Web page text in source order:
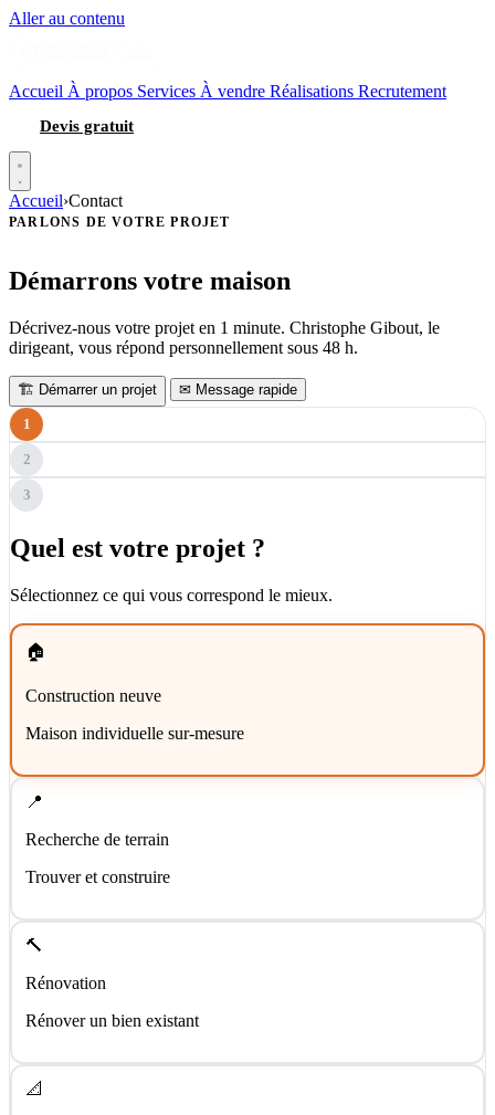
Aller au contenu
Accueil À propos Services À vendre Réalisations Recrutement
Devis gratuit
Accueil›Contact
PARLONS DE VOTRE PROJET
Démarrons votre maison
Décrivez-nous votre projet en 1 minute. Christophe Gibout, le
dirigeant, vous répond personnellement sous 48 h.
🏗 Démarrer un projet ✉ Message rapide
1
2
3
Quel est votre projet ?
Sélectionnez ce qui vous correspond le mieux.
🏠
Construction neuve
Maison individuelle sur-mesure
📍
Recherche de terrain
Trouver et construire
🔨
Rénovation
Rénover un bien existant
📐